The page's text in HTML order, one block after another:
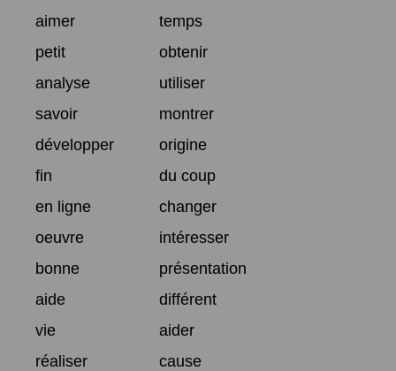
aimer
temps
petit
obtenir
analyse
utiliser
savoir
montrer
développer
origine
fin
du coup
en ligne
changer
oeuvre
intéresser
bonne
présentation
aide
différent
vie
aider
réaliser
cause